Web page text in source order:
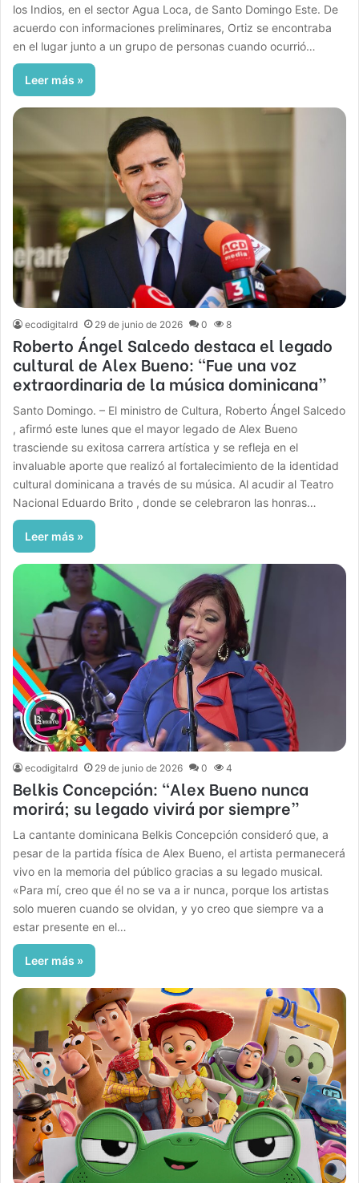
los Indios, en el sector Agua Loca, de Santo Domingo Este. De
acuerdo con informaciones preliminares, Ortiz se encontraba
en el lugar junto a un grupo de personas cuando ocurrió…
Leer más »
ecodigitalrd 29 de junio de 2026 0 8
Roberto Ángel Salcedo destaca el legado
cultural de Alex Bueno: “Fue una voz
extraordinaria de la música dominicana”
Santo Domingo. – El ministro de Cultura, Roberto Ángel Salcedo
, afirmó este lunes que el mayor legado de Alex Bueno
trasciende su exitosa carrera artística y se refleja en el
invaluable aporte que realizó al fortalecimiento de la identidad
cultural dominicana a través de su música. Al acudir al Teatro
Nacional Eduardo Brito , donde se celebraron las honras…
Leer más »
ecodigitalrd 29 de junio de 2026 0 4
Belkis Concepción: “Alex Bueno nunca
morirá; su legado vivirá por siempre”
La cantante dominicana Belkis Concepción consideró que, a
pesar de la partida física de Alex Bueno, el artista permanecerá
vivo en la memoria del público gracias a su legado musical.
«Para mí, creo que él no se va a ir nunca, porque los artistas
solo mueren cuando se olvidan, y yo creo que siempre va a
estar presente en el…
Leer más »